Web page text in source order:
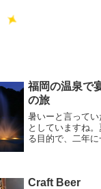
福岡の温泉で
の旅
暑いーと言って
としていますね
る目的で、二年
との旅行は美味し
Craft Beer